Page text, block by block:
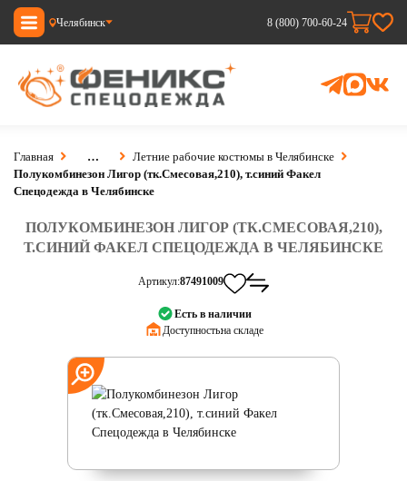
Челябинск 8 (800) 700-60-24
Главная …
Летние рабочие костюмы в Челябинске
Полукомбинезон Лигор (тк.Смесовая,210), т.синий Факел
Спецодежда в Челябинске
ПОЛУКОМБИНЕЗОН ЛИГОР (ТК.СМЕСОВАЯ,210),
Т.СИНИЙ ФАКЕЛ СПЕЦОДЕЖДА В ЧЕЛЯБИНСКЕ
Артикул:87491009
Есть в наличии
Доступность:на складе